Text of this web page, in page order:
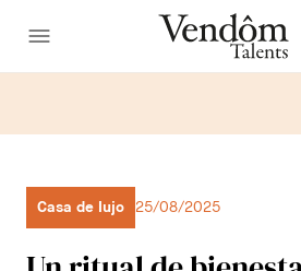
Casa de lujo 25/08/2025